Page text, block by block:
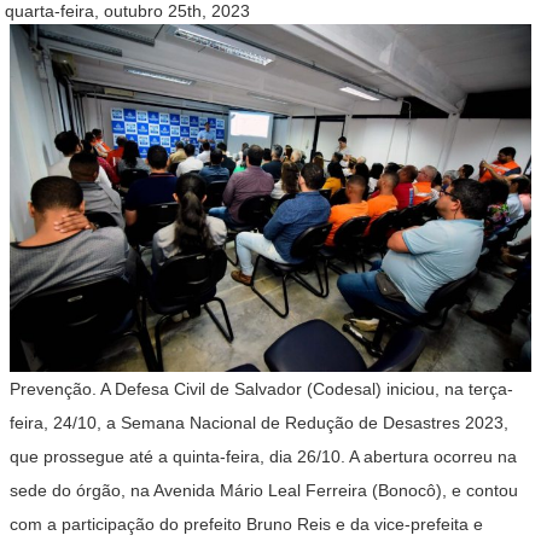
quarta-feira, outubro 25th, 2023
Prevenção. A Defesa Civil de Salvador (Codesal) iniciou, na terça-
feira, 24/10, a Semana Nacional de Redução de Desastres 2023,
que prossegue até a quinta-feira, dia 26/10. A abertura ocorreu na
sede do órgão, na Avenida Mário Leal Ferreira (Bonocô), e contou
com a participação do prefeito Bruno Reis e da vice-prefeita e